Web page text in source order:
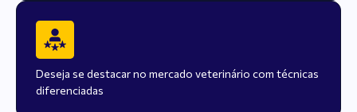
Deseja se destacar no mercado veterinário com técnicas
diferenciadas